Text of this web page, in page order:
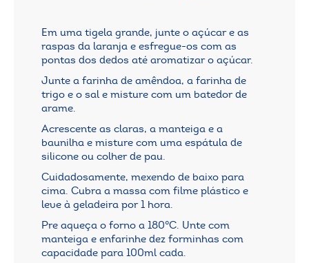
Em uma tigela grande, junte o açúcar e as
raspas da laranja e esfregue-os com as
pontas dos dedos até aromatizar o açúcar.
Junte a farinha de amêndoa, a farinha de
trigo e o sal e misture com um batedor de
arame.
Acrescente as claras, a manteiga e a
baunilha e misture com uma espátula de
silicone ou colher de pau.
Cuidadosamente, mexendo de baixo para
cima. Cubra a massa com filme plástico e
leve à geladeira por 1 hora.
Pre aqueça o forno a 180°C. Unte com
manteiga e enfarinhe dez forminhas com
capacidade para 100ml cada.